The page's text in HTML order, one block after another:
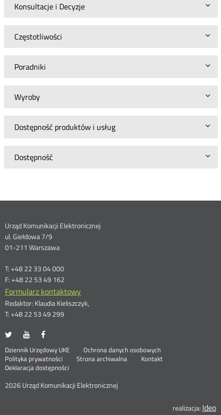
Konsultacje i Decyzje
Częstotliwości
Poradniki
Wyroby
Dostępność produktów i usług
Dostępność
Dane
kontaktowe
Urząd Komunikacji Elektronicznej
ul. Giełdowa 7/9
01-211 Warszawa
T: +48 22 33 04 000
F: +48 22 53 49 162
Formularz kontaktowy
Redaktor: Klaudia Kieliszczyk,
T: +48 22 53 49 299
UKE
portalu
Twitter
Otwórz
nowym
oknie
UKE
portalu
Youtube
Otwórz
nowym
oknie
portalu
Facebook
nowym
oknie
Stopka
menu
Dziennik Urzędowy UKE Otwórz
Ochrona danych osobowych
Polityka prywatności
Otwórz
w
oknie
Strona archiwalna
Kontakt
Deklaracja dostępności
2026 Urząd Komunikacji Elektronicznej
realizacja: Ideo